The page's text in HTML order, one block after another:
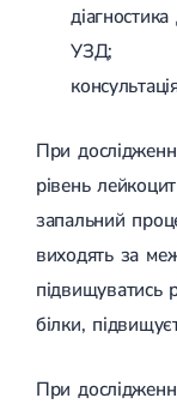
УЗД;
При
рівень
запальний
виходять за
білки,
При